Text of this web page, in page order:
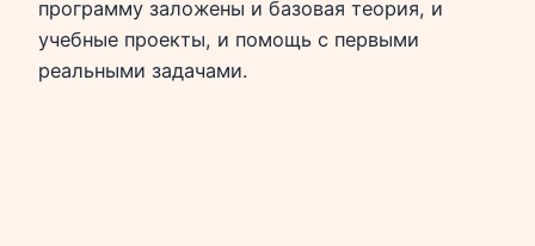
программу заложены и базовая теория, и
учебные проекты, и помощь с первыми
реальными задачами.